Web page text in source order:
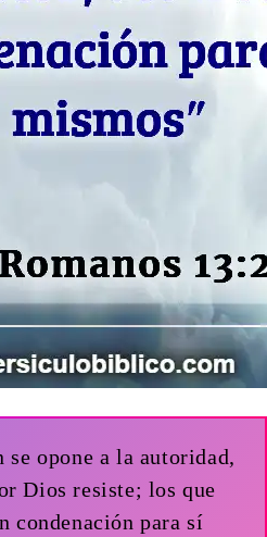
se opone a la autoridad,
Dios resiste; los que
condenación para sí